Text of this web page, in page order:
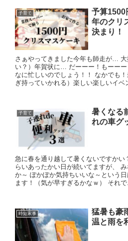
子育て
予算
年のクリ
決まり！
さぁやってきました今年も師走が…
い？）年賀状に… だーーー！もーー
なに忙しいのでしょう！！ なかでも
ぎ持っていかれる）楽しい楽しいイベ
子育て
暑くなる
れの車グ
急に春を通り越して暑くないですかい
らいあったかい日が続いてますが、
か～ ぽかぽか気持ちいいな～という
ます！（気が早すぎるかなｗ） それで
時短家事
猛暑も豪
温と雨を